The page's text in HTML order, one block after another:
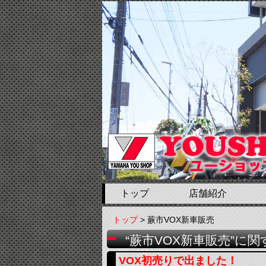
トップ 店舗紹介
トップ> 蕨市VOX新車販売
“蕨市VOX新車販売”に関
VOX初売りで出ました！